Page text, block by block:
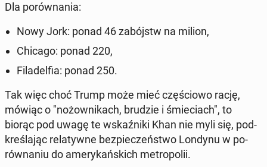
Dla po­rów­na­nia:
Nowy Jork: ponad 46 za­bójstw na milion,
Chicago: ponad 220,
Fi­la­del­fia: ponad 250.
Tak więc choć Trump może mieć czę­ścio­wo rację,
mówiąc o "no­żow­ni­kach, brudzie i śmie­ciach", to
biorąc pod uwagę te wskaź­ni­ki Khan nie myli się, pod­
kre­śla­jąc re­la­tyw­ne bez­pie­czeń­stwo Londynu w po­
rów­na­niu do ame­ry­kań­skich me­tro­po­lii.